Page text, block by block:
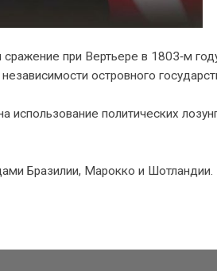
при Вертьере в 1803‑м
островного
политических
Бразилии, Марокко и Шотландии.